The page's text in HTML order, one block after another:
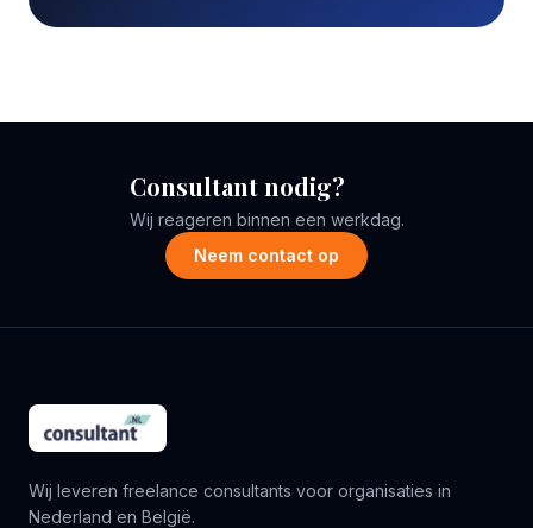
Consultant nodig?
Wij reageren binnen een werkdag.
Neem contact op
Wij leveren freelance consultants voor organisaties in
Nederland en België.